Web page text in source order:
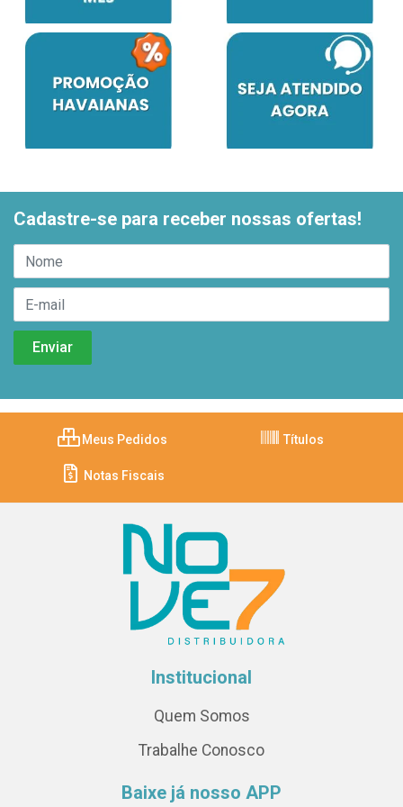
Cadastre-se para receber nossas ofertas!
Meus Pedidos Títulos
Notas Fiscais
Institucional
Quem Somos
Trabalhe Conosco
Baixe já nosso APP